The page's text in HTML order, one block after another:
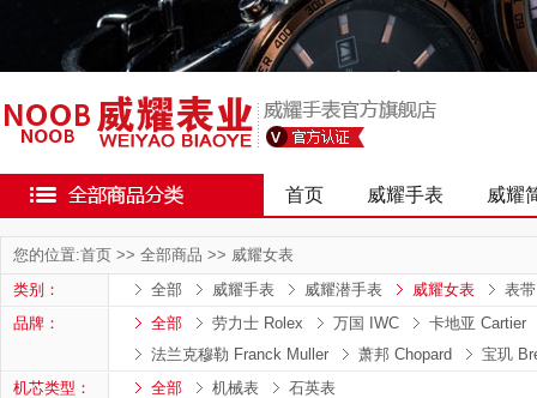
首页 威耀手表 威耀
您的位置:首页 >> 全部商品 >> 威耀女表
类别：
全部 威耀手表 威耀潜手表 威耀女表
表带
品牌：
全部 劳力士 Rolex 万国 IWC
卡地亚 Cartier
法兰克穆勒 Franck Muller
萧邦 Chopard
宝玑
机芯类型：
全部 机械表
石英表